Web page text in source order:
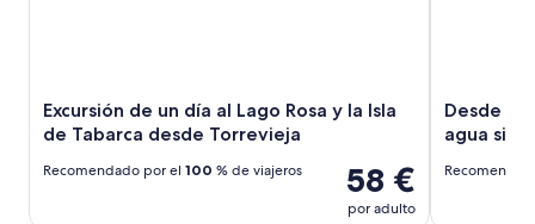
Excursión de un día al Lago Rosa y la Isla
de Tabarca desde Torrevieja
58 €
por adulto
Recomendado por el 100 % de viajeros
Desde
agua sin